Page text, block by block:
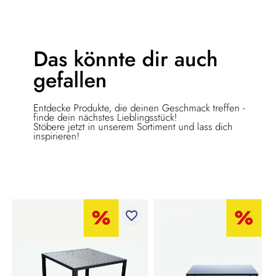
Das könnte dir auch
gefallen
Entdecke Produkte, die deinen Geschmack treffen -
finde dein nächstes Lieblingsstück!
Stöbere jetzt in unserem Sortiment und lass dich
inspirieren!
favorite_border